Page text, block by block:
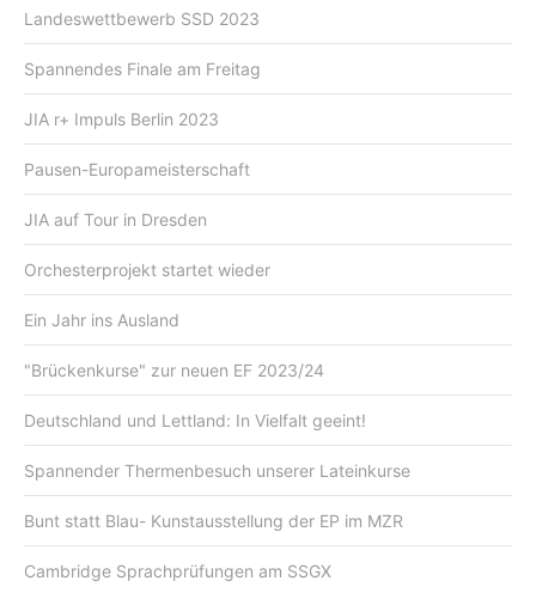
Landeswettbewerb SSD 2023
Spannendes Finale am Freitag
JIA r+ Impuls Berlin 2023
Pausen-Europameisterschaft
JIA auf Tour in Dresden
Orchesterprojekt startet wieder
Ein Jahr ins Ausland
"Brückenkurse" zur neuen EF 2023/24
Deutschland und Lettland: In Vielfalt geeint!
Spannender Thermenbesuch unserer Lateinkurse
Bunt statt Blau- Kunstausstellung der EP im MZR
Cambridge Sprachprüfungen am SSGX